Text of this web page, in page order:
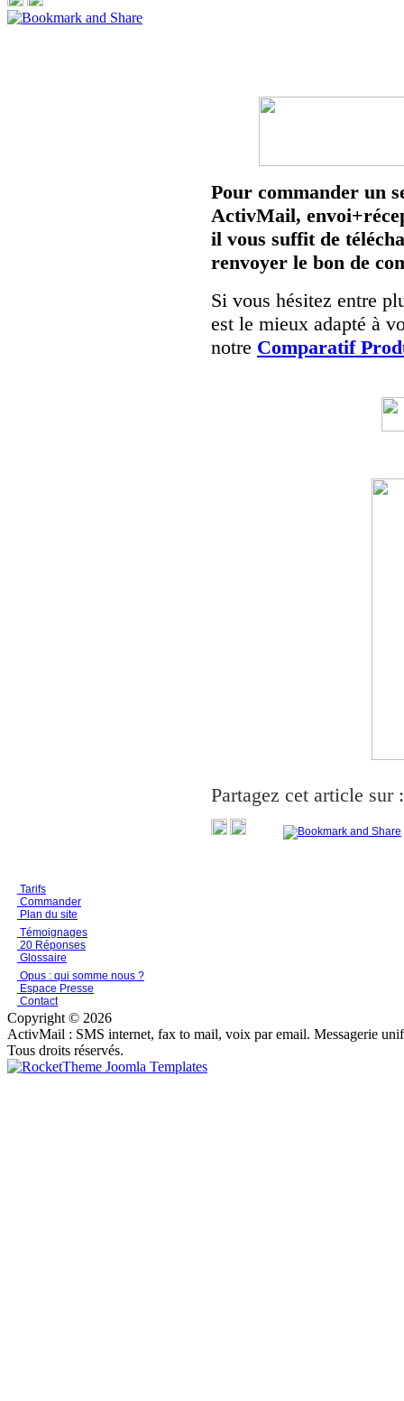
Pour commander un
ActivMail,
il vous suffit de
renvoyer le bon de
Si vous hésitez entre
est le mieux adapté à
notre Comparatif
Partagez cet article sur :
Tarifs
Commander
Plan du site
Témoignages
20 Réponses
Glossaire
Opus : qui somme nous ?
Espace Presse
Contact
Copyright © 2026
ActivMail : SMS internet, fax to mail, voix par email. Messagerie
Tous droits réservés.